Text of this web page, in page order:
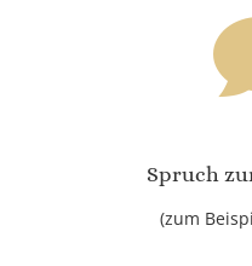
Spruch
(zum